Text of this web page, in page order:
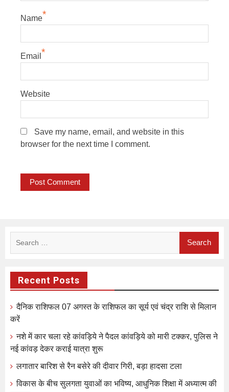
Name*
Email *
Website
Save my name, email, and website in this
browser for the next time I comment.
Recent Posts
दैनिक राशिफल 07 अगस्त के राशिफल का सूर्य एवं चंद्र राशि से मिलान
करें
नशे में कार चला रहे कांवड़िये ने पैदल कांवड़िये को मारी टक्कर, पुलिस ने
नई कांवड़ देकर कराई यात्रा शुरू
लगातार बारिश से रैन बसेरे की दीवार गिरी, बड़ा हादसा टला
विकास के बीच सुलगता युवाओं का भविष्य, आधुनिक शिक्षा में अध्यात्म की